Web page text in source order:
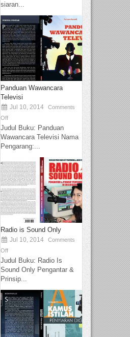
siaran...
Panduan Wawancara
Televisi
Jul 10, 2014
Comments
Off
Judul Buku: Panduan
Wawancara Televisi Nama
Pengarang:...
Radio is Sound Only
Jul 10, 2014
Comments
Off
Judul Buku: Radio Is
Sound Only Pengantar &
Prinsip...